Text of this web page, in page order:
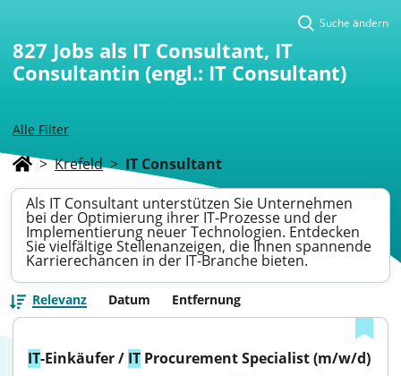
Alle Filter
Suche ändern
827 Jobs als IT Consultant, IT
Consultantin (engl.: IT Consultant)
> Krefeld > IT Consultant
Als IT Consultant unterstützen Sie Unternehmen
bei der Optimierung ihrer IT-Prozesse und der
Implementierung neuer Technologien. Entdecken
Sie vielfältige Stellenanzeigen, die Ihnen spannende
Karrierechancen in der IT-Branche bieten.
Relevanz Datum Entfernung
IT-Einkäufer / IT Procurement Specialist (m/w/d)